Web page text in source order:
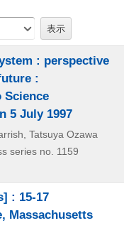
: perspective
:
Science
5 July 1997
Tatsuya Ozawa
series no. 1159
: 15-17
Massachusetts